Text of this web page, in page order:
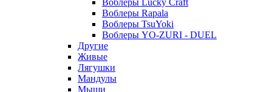
Воблеры Lucky Craft
Воблеры Rapala
Воблеры TsuYoki
Воблеры YO-ZURI - DUEL
Другие
Живые
Лягушки
Мандулы
Мыши